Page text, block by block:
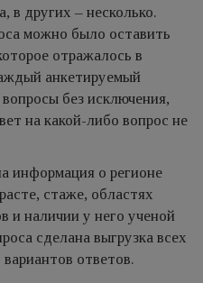
в других – несколько.
можно было оставить
отражалось в
анкетируемый
без исключения,
на какой-либо вопрос не
информация о регионе
стаже, областях
и наличии у него ученой
сделана выгрузка всех
ответов.